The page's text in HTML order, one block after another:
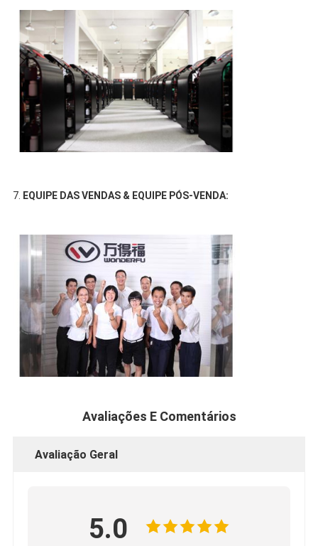
7. EQUIPE DAS VENDAS & EQUIPE PÓS-VENDA:
Avaliações E Comentários
Avaliação Geral
5.0